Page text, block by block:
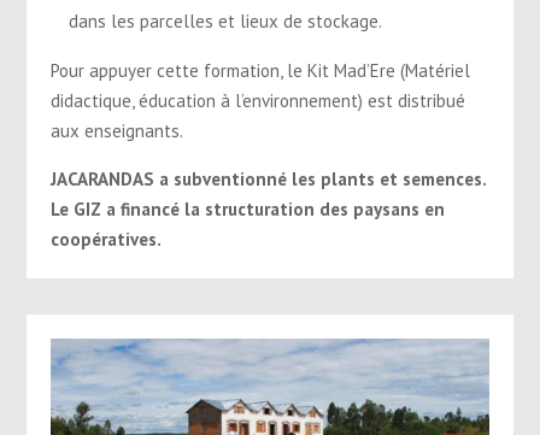
dans les parcelles et lieux de stockage.
Pour appuyer cette formation, le Kit Mad’Ere (Matériel
didactique, éducation à l’environnement) est distribué
aux enseignants.
JACARANDAS a subventionné les plants et semences.
Le GIZ a financé la structuration des paysans en
coopératives.